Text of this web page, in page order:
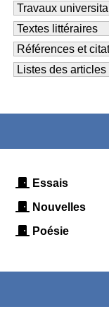
Essais
Nouvelles
Poésie